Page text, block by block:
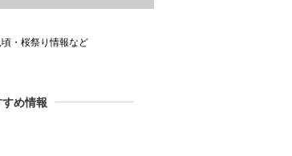
・桜祭り情報など
め情報